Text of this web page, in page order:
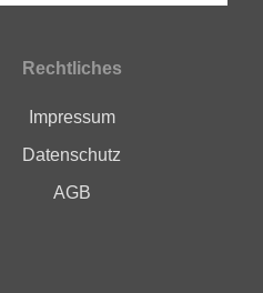
Rechtliches
Impressum
Datenschutz
AGB